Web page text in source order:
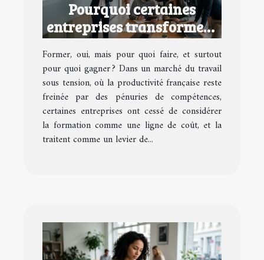
Pourquoi certaines
entreprises transforment
la formation en avantage
concurrentiel
Former, oui, mais pour quoi faire, et surtout
pour quoi gagner ? Dans un marché du travail
sous tension, où la productivité française reste
freinée par des pénuries de compétences,
certaines entreprises ont cessé de considérer
la formation comme une ligne de coût, et la
traitent comme un levier de...